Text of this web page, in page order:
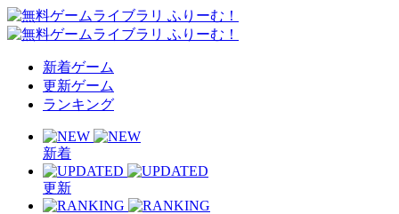
新着ゲーム
更新ゲーム
ランキング
新着
更新